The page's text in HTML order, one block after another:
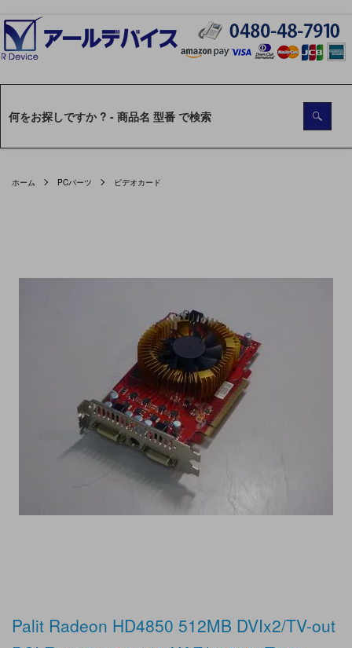
ホーム PCパーツ ビデオカード
Palit Radeon HD4850 512MB DVIx2/TV-out